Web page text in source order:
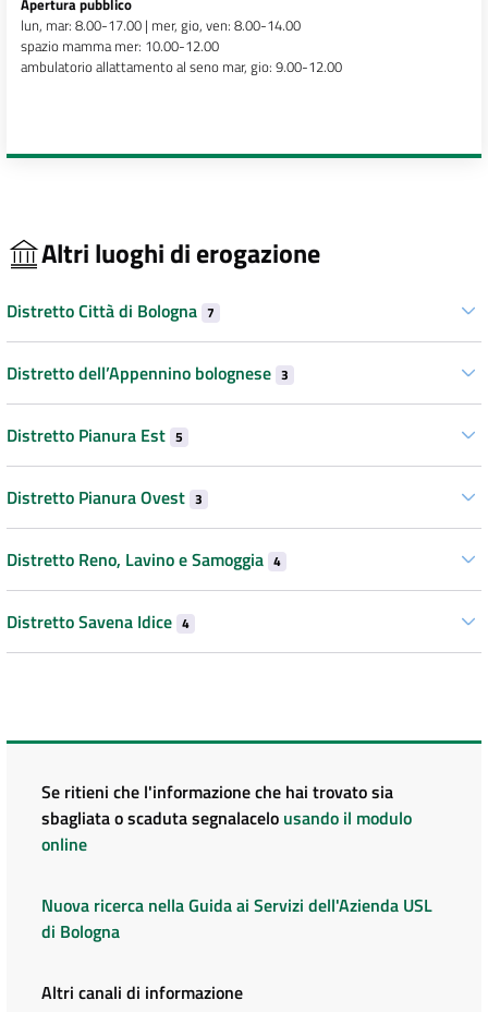
lun, mar: 8.00-17.00 | mer, gio, ven: 8.00-14.00
spazio mamma mer: 10.00-12.00
ambulatorio allattamento al seno mar, gio: 9.00-12.00
Altri luoghi di erogazione
Distretto Città di Bologna 7
Distretto dell’Appennino bolognese 3
Distretto Pianura Est 5
Distretto Pianura Ovest 3
Distretto Reno, Lavino e Samoggia 4
Distretto Savena Idice 4
Se ritieni che l'informazione che hai trovato sia
sbagliata o scaduta segnalacelo usando il modulo
online
Nuova ricerca nella Guida ai Servizi dell'Azienda USL
di Bologna
Altri canali di informazione